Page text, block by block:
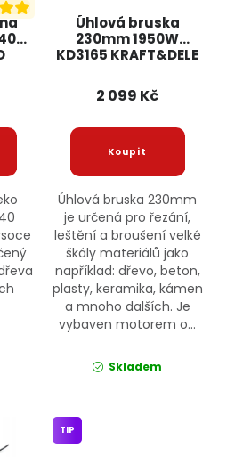
Úhlová bruska
230mm 1950W
KD3165 KRAFT&DELE
2 099 Kč
Úhlová bruska 230mm
je určená pro řezání,
leštění a broušení velké
škály materiálů jako
například: dřevo, beton,
plasty, keramika, kámen
a mnoho dalších. Je
vybaven motorem o...
Skladem
TIP